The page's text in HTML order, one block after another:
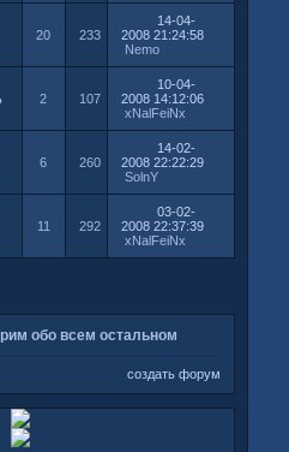
20 233
14-04-
2008 21:24:58
Nemo
2 107
10-04-
2008 14:12:06
xNalFeiNx
6 260
14-02-
2008 22:22:29
SolnY
11 292
03-02-
2008 22:37:39
xNalFeiNx
обо всем остальном
создать форум